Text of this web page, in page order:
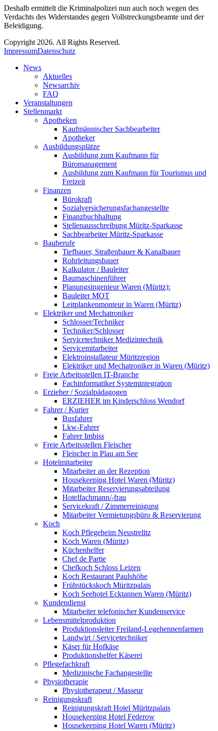
Deshalb ermittelt die Kriminalpolizei nun auch noch wegen des
Verdachts des Widerstandes gegen Vollstreckungsbeamte und der
Beleidigung.
Copyright 2026. All Rights Reserved.
ImpressumDatenschutz
News
Aktuelles
Newsarchiv
FAQ
Veranstaltungen
Stellenmarkt
Apotheken
Kaufmännischer Sachbearbeiter
Apotheker
Ausbildungsplätze
Ausbildung zum Kaufmann für
Büromanagement
Ausbildung zum Kaufmann für Tourismus und
Freizeit
Finanzen
Bürokraft
Sozialversicherungsfachangestellte
Finanzbuchhaltung
Stellenausschreibung Müritz-Sparkasse
Sachbearbeiter Müritz-Sparkasse
Bauberufe
Tiefbauer, Straßenbauer & Kanalbauer
Rohrleitungsbauer
Kalkulator / Bauleiter
Baumaschinenführer
Planungsingenieur Waren (Müritz):
Bauleiter MOT
Leitplankenmonteur in Waren (Müritz)
Elektriker und Mechatroniker
Schlosser/Techniker
Techniker/Schlosser
Servicetechniker Medizintechnik
Servicemitarbeiter
Elektroinstallateur Müritzregion
Elektriker und Mechatroniker in Waren (Müritz)
Freie Arbeitsstellen IT-Branche
Fachinformatiker Systemintegration
Erzieher / Sozialpädagogen
ERZIEHER im Kinderschloss Wendorf
Fahrer / Kurier
Busfahrer
Lkw-Fahrer
Fahrer Imbiss
Freie Arbeitsstellen Fleischer
Fleischer in Plau am See
Hotelmitarbeiter
Mitarbeiter an der Rezeption
Housekeeping Hotel Waren (Müritz)
Mitarbeiter Reservierungsabteilung
Hotelfachmann/-frau
Servicekraft / Zimmerreinigung
Mitarbeiter Vermietungsbüro & Reservierung
Koch
Koch Pflegeheim Neustrelitz
Koch Waren (Müritz)
Küchenhelfer
Chef de Partie
Chefkoch Schloss Leizen
Koch Restaurant Paulshöhe
Frühstückskoch Müritzpalais
Koch Seehotel Ecktannen Waren (Müritz)
Kundendienst
Mitarbeiter telefonischer Kundenservice
Lebensmittelproduktion
Produktionsleiter Freiland-Legehennenfarmen
Landwirt / Servicetechniker
Käser für Hofkäse
Produktionshelfer Käserei
Pflegefachkraft
Medizinische Fachangestellte
Physiotherapie
Physiotherapeut / Masseur
Reinigungskraft
Reinigungskraft Hotel Müritzpalais
Housekeeping Hotel Federow
Housekeeping Hotel Waren (Müritz)